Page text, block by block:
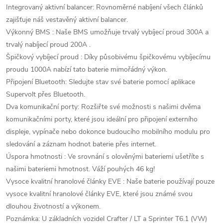
Integrovaný aktivní balancer: Rovnoměrné nabíjení všech článků
zajišťuje náš vestavěný aktivní balancer.
Výkonný BMS : Naše BMS umožňuje trvalý vybíjecí proud 300A a
trvalý nabíjecí proud 200A .
Špičkový vybíjecí proud : Díky působivému špičkovému vybíjecímu
proudu 1000A nabízí tato baterie mimořádný výkon.
Připojení Bluetooth: Sledujte stav své baterie pomocí aplikace
Supervolt přes Bluetooth.
Dva komunikační porty: Rozšiřte své možnosti s našimi dvěma
komunikačními porty, které jsou ideální pro připojení externího
displeje, vypínače nebo dokonce budoucího mobilního modulu pro
sledování a záznam hodnot baterie přes internet.
Úspora hmotnosti : Ve srovnání s olověnými bateriemi ušetříte s
našimi bateriemi hmotnost. Váží pouhých 46 kg!
Vysoce kvalitní hranolové články EVE : Naše baterie používají pouze
vysoce kvalitní hranolové články EVE, které jsou známé svou
dlouhou životností a výkonem.
Poznámka: U základních vozidel Crafter / LT a Sprinter T6.1 (VW)